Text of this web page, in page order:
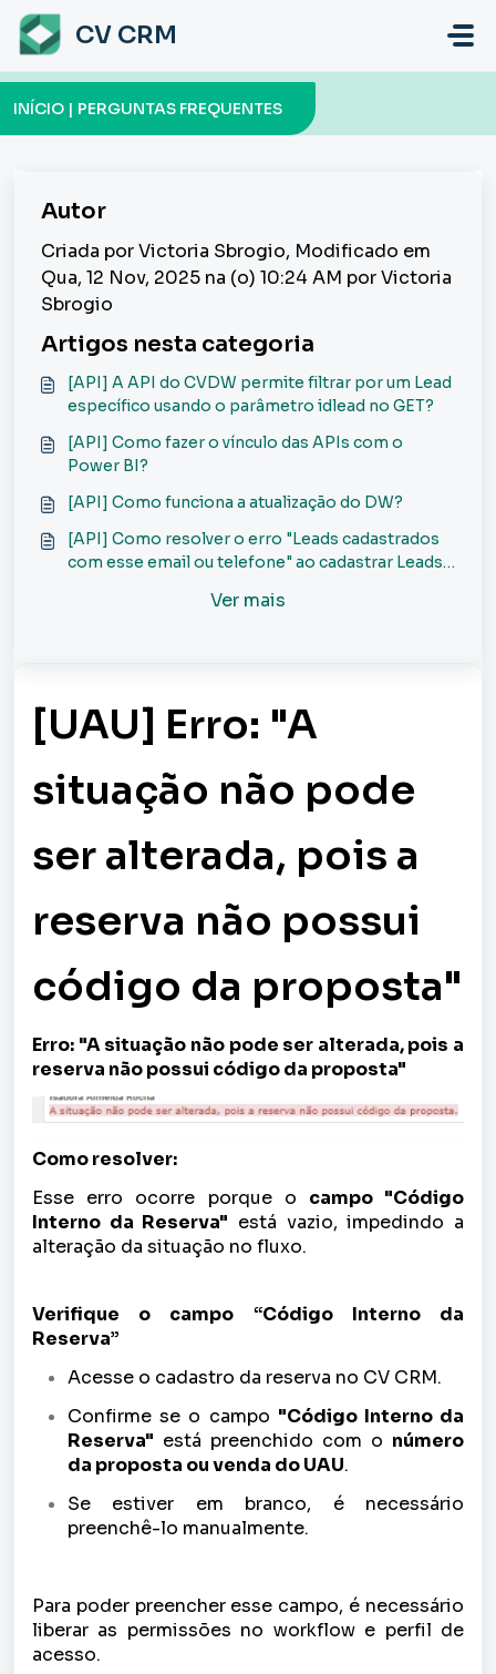
Ir para o conteúdo principal
CV CRM
INÍCIO | PERGUNTAS FREQUENTES
Autor
Criada por Victoria Sbrogio, Modificado em
Qua, 12 Nov, 2025 na (o) 10:24 AM por Victoria
Sbrogio
Artigos nesta categoria
[API] A API do CVDW permite filtrar por um Lead
específico usando o parâmetro idlead no GET?
[API] Como fazer o vínculo das APIs com o
Power BI?
[API] Como funciona a atualização do DW?
[API] Como resolver o erro "Leads cadastrados
com esse email ou telefone" ao cadastrar Leads
Ver mais
[UAU] Erro: "A
situação não pode
ser alterada, pois a
reserva não possui
código da proposta"
Erro: "A situação não pode ser alterada, pois a
reserva não possui código da proposta"
Como resolver:
Esse erro ocorre porque o campo "Código
Interno da Reserva" está vazio, impedindo a
alteração da situação no fluxo.
Verifique o campo “Código Interno da
Reserva”
Acesse o cadastro da reserva no CV CRM.
Confirme se o campo "Código Interno da
Reserva" está preenchido com o número
da proposta ou venda do UAU.
Se estiver em branco, é necessário
preenchê-lo manualmente.
Para poder preencher esse campo, é necessário
liberar as permissões no workflow e perfil de
acesso.